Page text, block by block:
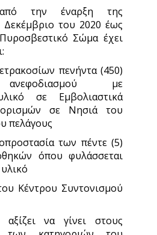
από την έναρξη της
Δεκέμβριο του 2020 έως
Σώμα έχει
πενήντα (450)
με
σε Εμβολιαστικά
σε Νησιά του
πελάγους
των πέντε (5)
όπου φυλάσσεται
Κέντρου Συντονισμού
αξίζει να γίνει στους